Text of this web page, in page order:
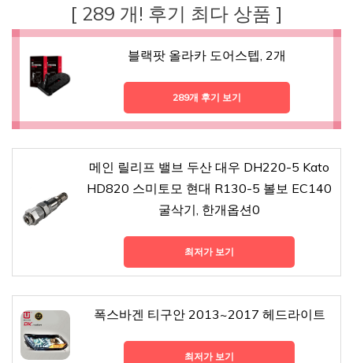
[ 289 개! 후기 최다 상품 ]
블랙팟 올라카 도어스텝, 2개
289개 후기 보기
메인 릴리프 밸브 두산 대우 DH220-5 Kato
HD820 스미토모 현대 R130-5 볼보 EC140
굴삭기, 한개옵션0
최저가 보기
폭스바겐 티구안 2013~2017 헤드라이트
최저가 보기